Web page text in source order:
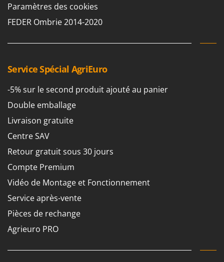
Paramètres des cookies
FEDER Ombrie 2014-2020
Service Spécial AgriEuro
-5% sur le second produit ajouté au panier
Double emballage
Livraison gratuite
Centre SAV
Retour gratuit sous 30 jours
Compte Premium
Vidéo de Montage et Fonctionnement
Service après-vente
Pièces de rechange
Agrieuro PRO